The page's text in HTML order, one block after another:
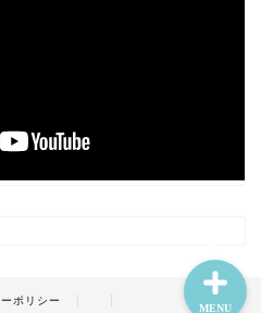
ポリシー
MENU
お問い合わせ